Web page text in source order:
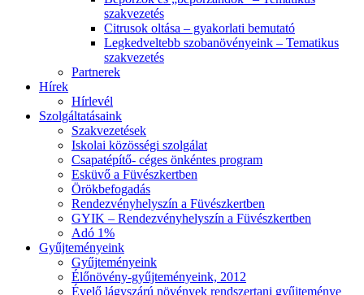
szakvezetés
Citrusok oltása – gyakorlati bemutató
Legkedveltebb szobanövényeink – Tematikus
szakvezetés
Partnerek
Hírek
Hírlevél
Szolgáltatásaink
Szakvezetések
Iskolai közösségi szolgálat
Csapatépítő- céges önkéntes program
Esküvő a Füvészkertben
Örökbefogadás
Rendezvényhelyszín a Füvészkertben
GYIK – Rendezvényhelyszín a Füvészkertben
Adó 1%
Gyűjteményeink
Gyűjteményeink
Élőnövény-gyűjteményeink, 2012
Évelő lágyszárú növények rendszertani gyűjteménye